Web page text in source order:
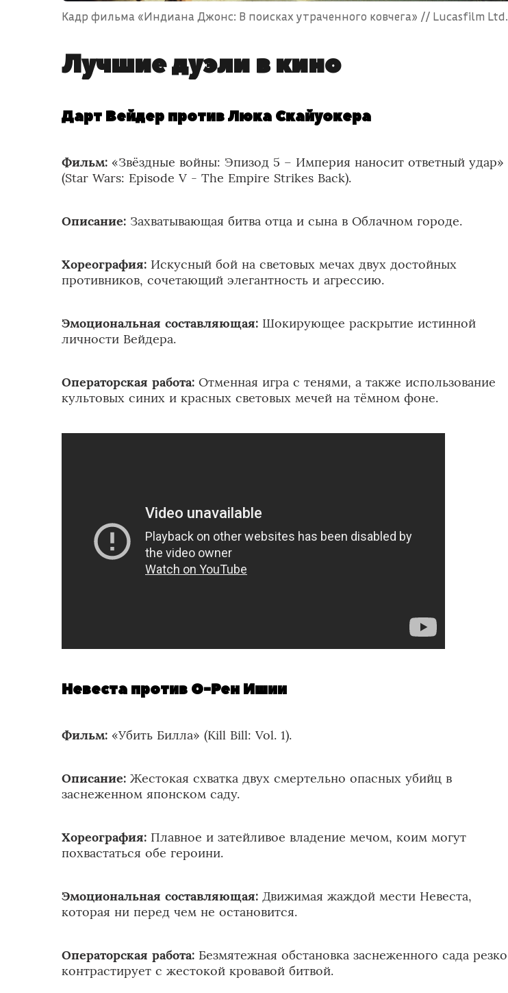
Кадр фильма «Индиана Джонс: В поисках утраченного ковчега» // Lucasfilm Ltd.
Лучшие дуэли в кино
Дарт Вейдер против Люка Скайуокера
Фильм: «Звёздные войны: Эпизод 5 – Империя наносит ответный удар»
(Star Wars: Episode V - The Empire Strikes Back).
Описание: Захватывающая битва отца и сына в Облачном городе.
Хореография: Искусный бой на световых мечах двух достойных
противников, сочетающий элегантность и агрессию.
Эмоциональная составляющая: Шокирующее раскрытие истинной
личности Вейдера.
Операторская работа: Отменная игра с тенями, а также использование
культовых синих и красных световых мечей на тёмном фоне.
Невеста против О-Рен Ишии
Фильм: «Убить Билла» (Kill Bill: Vol. 1).
Описание: Жестокая схватка двух смертельно опасных убийц в
заснеженном японском саду.
Хореография: Плавное и затейливое владение мечом, коим могут
похвастаться обе героини.
Эмоциональная составляющая: Движимая жаждой мести Невеста,
которая ни перед чем не остановится.
Операторская работа: Безмятежная обстановка заснеженного сада резко
контрастирует с жестокой кровавой битвой.